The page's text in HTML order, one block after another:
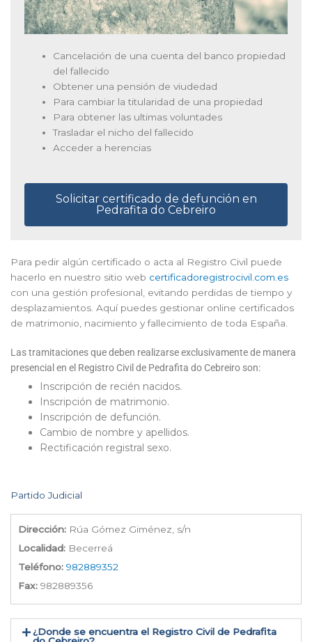
Cancelación de una cuenta del banco propiedad
del fallecido
Obtener una pensión de viudedad
Para cambiar la titularidad de una propiedad
Para obtener las ultimas voluntades
Trasladar el nicho del fallecido
Acceder a herencias
Solicitar certificado de defunción en
Pedrafita do Cebreiro
Para pedir algún certificado o acta al Registro Civil puede
hacerlo en nuestro sitio web certificadoregistrocivil.com.es
con una gestión profesional, evitando perdidas de tiempo y
desplazamientos. Aquí puedes gestionar online certificados
de matrimonio, nacimiento y fallecimiento de toda España.
Las tramitaciones que deben realizarse exclusivamente de manera
presencial en el Registro Civil de Pedrafita do Cebreiro son:
Inscripción de recién nacidos.
Inscripción de matrimonio.
Inscripción de defunción.
Cambio de nombre y apellidos.
Rectificación registral sexo.
Partido Judicial
Dirección: Rúa Gómez Giménez, s/n
Localidad: Becerreá
Teléfono: 982889352
Fax: 982889356
¿Donde se encuentra el Registro Civil de Pedrafita